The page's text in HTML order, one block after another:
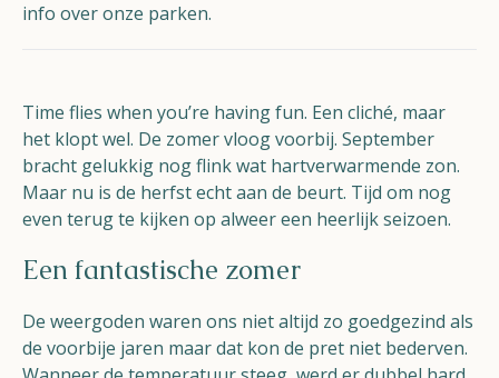
Android Play Store
info over onze parken.
Time flies when you’re having fun. Een cliché, maar
het klopt wel. De zomer vloog voorbij. September
bracht gelukkig nog flink wat hartverwarmende zon.
Maar nu is de herfst echt aan de beurt. Tijd om nog
even terug te kijken op alweer een heerlijk seizoen.
Een fantastische zomer
De weergoden waren ons niet altijd zo goedgezind als
de voorbije jaren maar dat kon de pret niet bederven.